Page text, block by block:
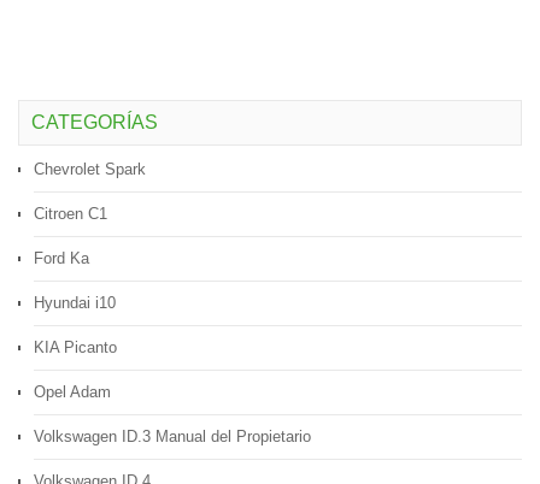
CATEGORÍAS
Chevrolet Spark
Citroen C1
Ford Ka
Hyundai i10
KIA Picanto
Opel Adam
Volkswagen ID.3 Manual del Propietario